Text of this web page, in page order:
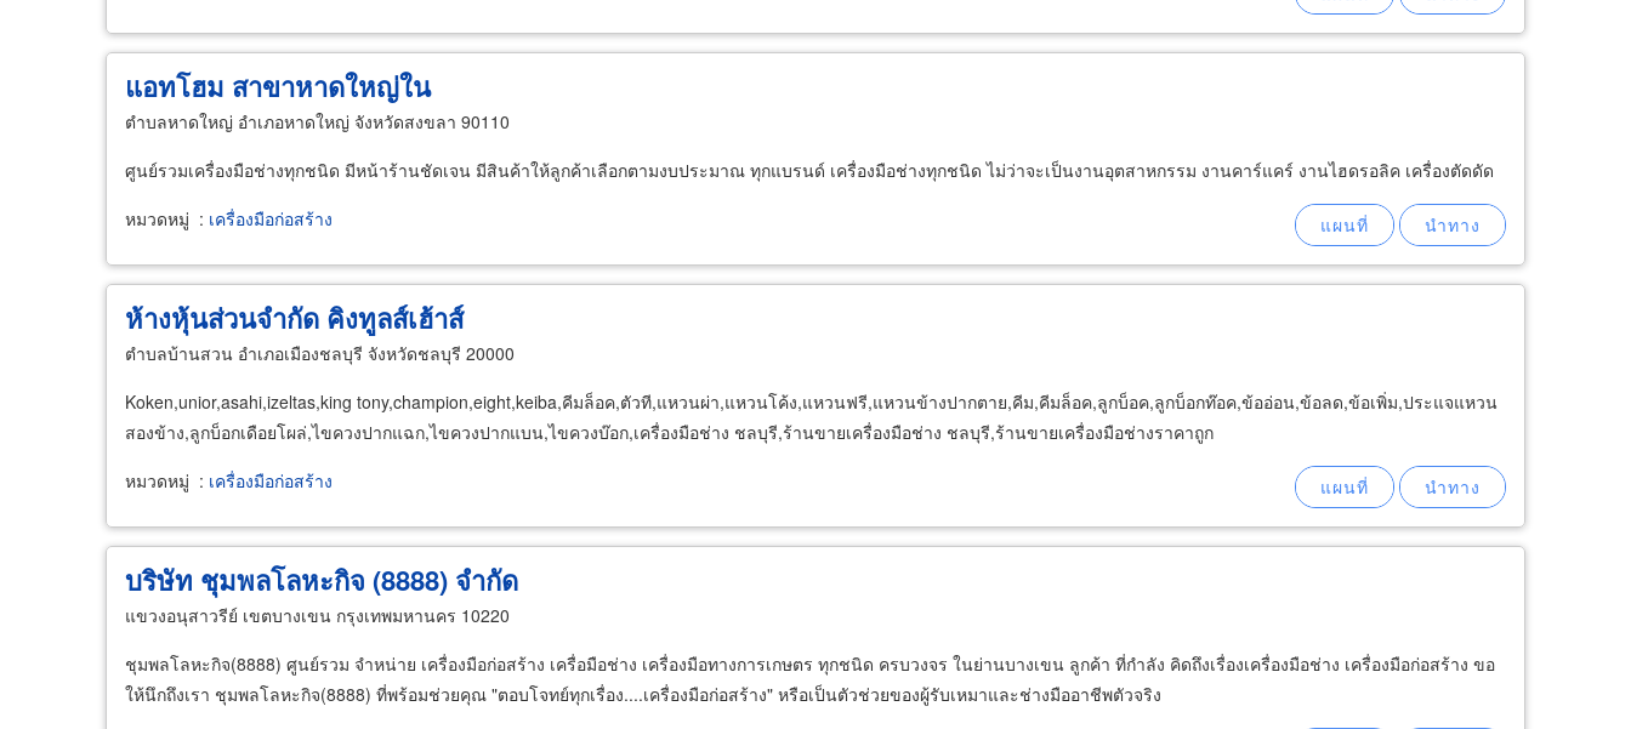
แอทโฮม สาขาหาดใหญ่ใน
ตำบลหาดใหญ่ อำเภอหาดใหญ่ จังหวัดสงขลา 90110
ศูนย์รวมเครื่องมือช่างทุกชนิด มีหน้าร้านชัดเจน มีสินค้าให้ลูกค้าเลือกตามงบประมาณ ทุกแบรนด์ เครื่องมือช่างทุกชนิด ไม่ว่าจะเป็นงานอุตสาหกรรม งานคาร์แคร์ งานไฮดรอลิค เครื่องตัดดัด
หมวดหมู่ : เครื่องมือก่อสร้าง
ห้างหุ้นส่วนจำกัด คิงทูลส์เฮ้าส์
ตำบลบ้านสวน อำเภอเมืองชลบุรี จังหวัดชลบุรี 20000
Koken,unior,asahi,izeltas,king tony,champion,eight,keiba,คีมล็อค,ตัวที,แหวนผ่า,แหวนโค้ง,แหวนฟรี,แหวนข้างปากตาย,คีม,คีมล็อค,ลูกบ็อค,ลูกบ็อกท๊อค,ข้ออ่อน,ข้อลด,ข้อเพิ่ม,ประแจแหวน
สองข้าง,ลูกบ็อกเดือยโผล่,ไขควงปากแฉก,ไขควงปากแบน,ไขควงบ๊อก,เครื่องมือช่าง ชลบุรี,ร้านขายเครื่องมือช่าง ชลบุรี,ร้านขายเครื่องมือช่างราคาถูก
หมวดหมู่ : เครื่องมือก่อสร้าง
บริษัท ชุมพลโลหะกิจ (8888) จำกัด
แขวงอนุสาวรีย์ เขตบางเขน กรุงเทพมหานคร 10220
ชุมพลโลหะกิจ(8888) ศูนย์รวม จำหน่าย เครื่องมือก่อสร้าง เครื่อมือช่าง เครื่องมือทางการเกษตร ทุกชนิด ครบวงจร ในย่านบางเขน ลูกค้า ที่กำลัง คิดถึงเรื่องเครื่องมือช่าง เครื่องมือก่อสร้าง ขอ
ให้นึกถึงเรา ชุมพลโลหะกิจ(8888) ที่พร้อมช่วยคุณ "ตอบโจทย์ทุกเรื่อง....เครื่องมือก่อสร้าง" หรือเป็นตัวช่วยของผู้รับเหมาและช่างมืออาชีพตัวจริง